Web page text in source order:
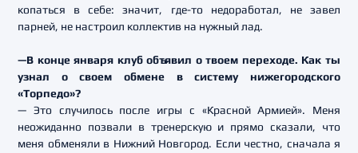
копаться в себе: значит, где-то недоработал, не завел
парней, не настроил коллектив на нужный лад.
—В конце января клуб объявил о твоем переходе. Как ты
узнал о своем обмене в систему нижегородского
«Торпедо»?
— Это случилось после игры с «Красной Армией». Меня
неожиданно позвали в тренерскую и прямо сказали, что
меня обменяли в Нижний Новгород. Если честно, сначала я